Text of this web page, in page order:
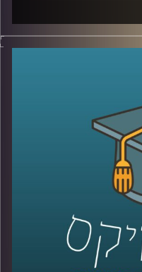
את דו"ח האקלים
על ההשפעה של
חוקר אטמוספירה וחלל,
מהן הפעולות שעל
לשנות את המציאות